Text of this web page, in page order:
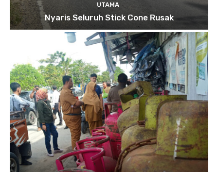
UTAMA
Nyaris Seluruh Stick Cone Rusak